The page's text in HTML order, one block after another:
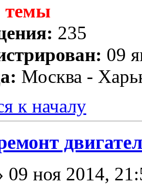
темы
235
09
Москва -
к началу
09 ноя 2014,